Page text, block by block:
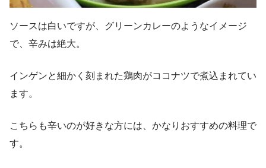
ソースは白いですが、グリーンカレーのようなイメージ
で、辛みは絶大。
インゲンと細かく刻まれた鶏肉がココナツで煮込まれてい
ます。
こちらも辛いのが好きな方には、かなりおすすめの料理で
す。